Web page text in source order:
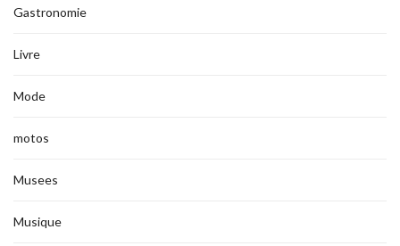
Gastronomie
Livre
Mode
motos
Musees
Musique